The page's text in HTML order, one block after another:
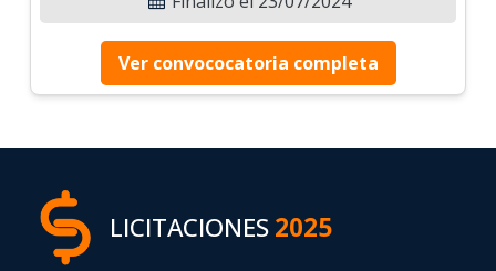
Ver convococatoria completa
LICITACIONES2025